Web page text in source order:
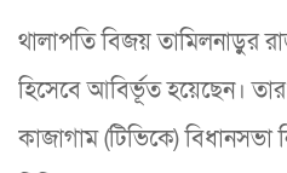
থালাপতি বিজয় তামিলনাড়ুর
হিসেবে আবির্ভূত হয়েছেন। তার
কাজাগাম (টিভিকে) বিধানসভা